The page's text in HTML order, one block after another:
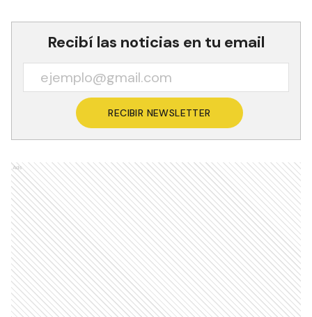
Recibí las noticias en tu email
RECIBIR NEWSLETTER
Ads